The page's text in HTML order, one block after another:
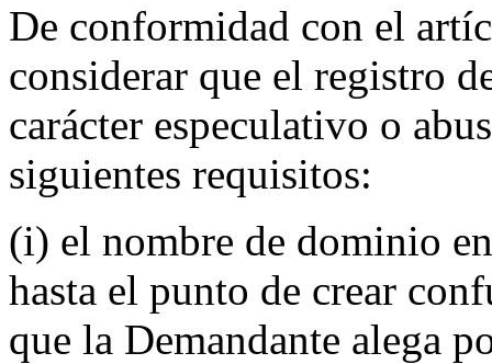
De conformidad con el
considerar que el registro
carácter especulativo o
siguientes requisitos:
(i) el nombre de dominio
hasta el punto de crear
que la Demandante alega